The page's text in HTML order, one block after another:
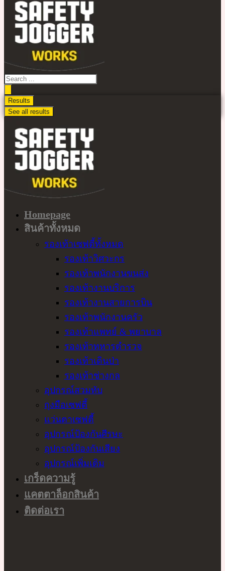
เนื้อหา
Search
...
Results
See all results
Homepage
สินค้าทั้งหมด
รองเท้าเซฟตี้ทั้งหมด
รองเท้าวิศวะกร
รองเท้าพนักงานขนส่ง
รองเท้างานบริการ
รองเท้างานสายการบิน
รองเท้าพนักงานครัว
รองเท้าแพทย์ & พยาบาล
รองเท้าทหารตำรวจ
รองเท้าเดินป่า
รองเท้าช่างกล
อุปกรณ์สวมทับ
ถุงมือเซฟตี้
แว่นตาเซฟตี้
อุปกรณ์ป้องกันศีรษะ
อุปกรณ์ป้องกันเสียง
อุปกรณ์เพิ่มเติม
เกร็ดความรู้
แคตตาล็อกสินค้า
ติดต่อเรา